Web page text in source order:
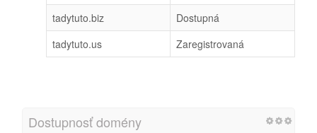
tadytuto.biz
Dostupná
tadytuto.us
Zaregistrovaná
Dostupnosť domény